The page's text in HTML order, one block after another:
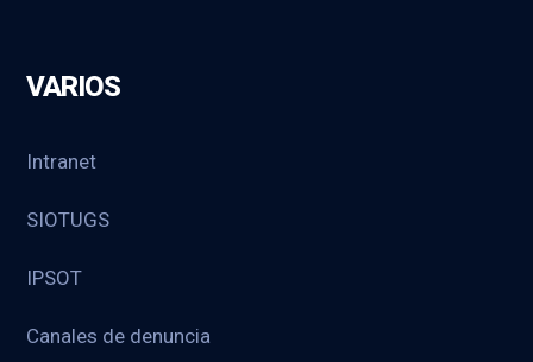
VARIOS
Intranet
SIOTUGS
IPSOT
Canales de denuncia